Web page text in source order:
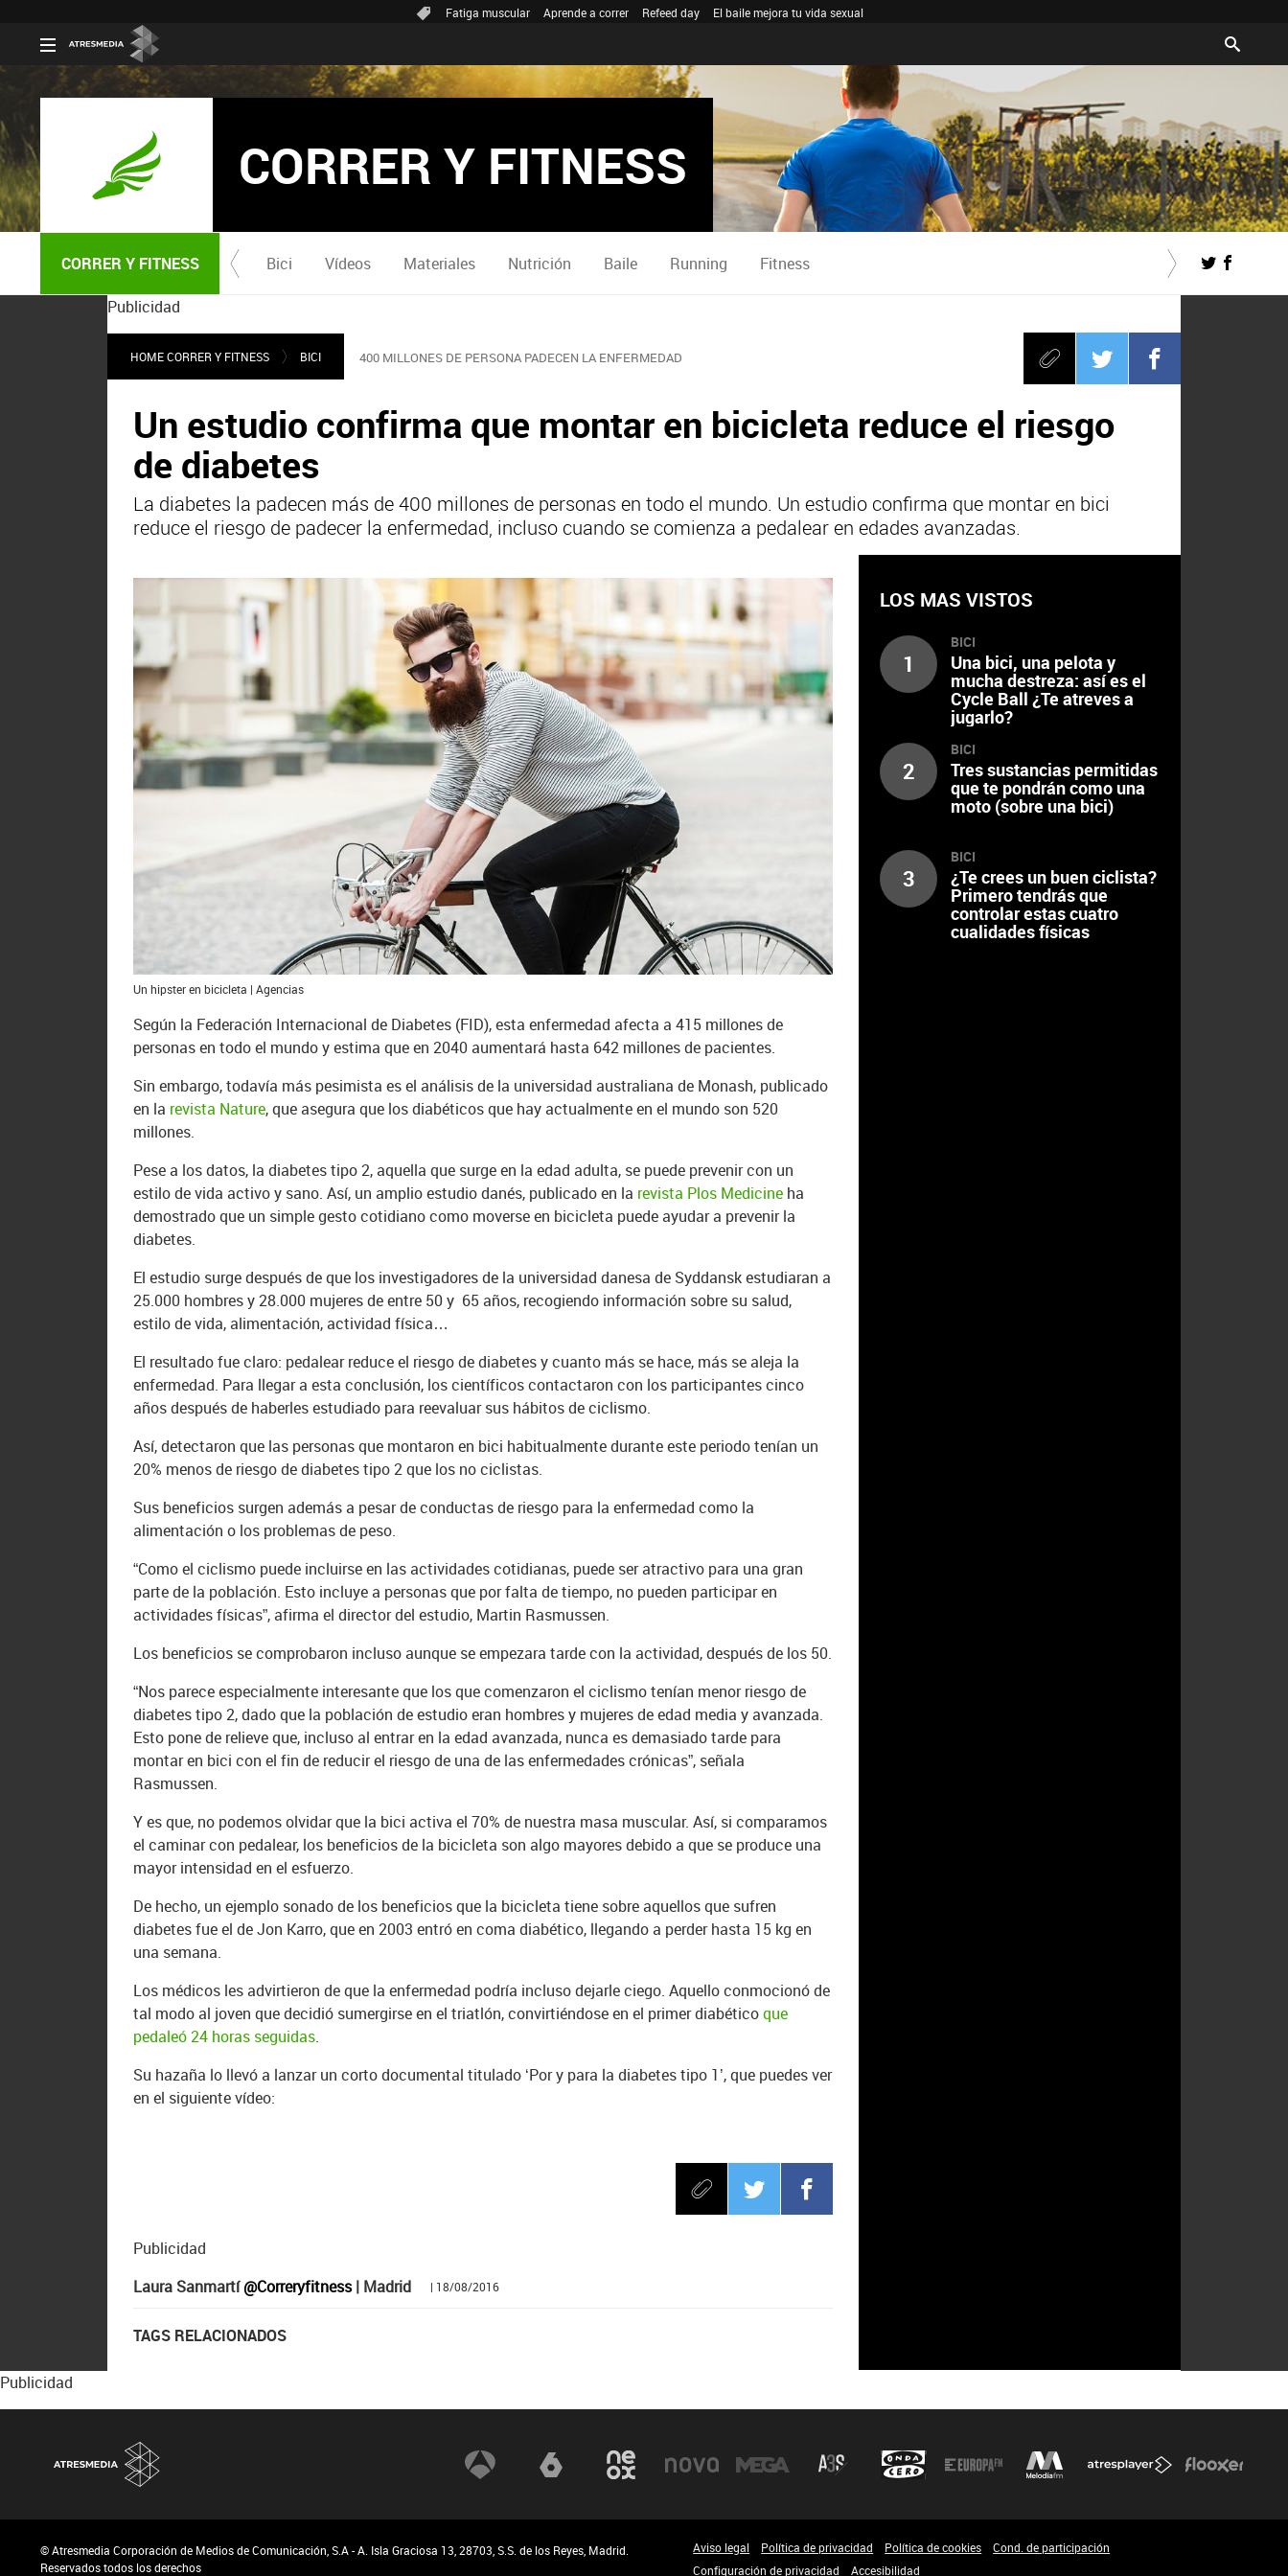
Fatiga muscular Aprende a correr Refeed day El baile mejora tu vida sexual
CORRER Y FITNESS
CORRER Y FITNESS Bici Vídeos Materiales Nutrición Baile Running Fitness
Publicidad
HOME CORRER Y FITNESS BICI 400 MILLONES DE PERSONA PADECEN LA ENFERMEDAD
Un estudio confirma que montar en bicicleta reduce el riesgo
de diabetes
La diabetes la padecen más de 400 millones de personas en todo el mundo. Un estudio confirma que montar en bici
reduce el riesgo de padecer la enfermedad, incluso cuando se comienza a pedalear en edades avanzadas.
Un hipster en bicicleta | Agencias
Según la Federación Internacional de Diabetes (FID), esta enfermedad afecta a 415 millones de
personas en todo el mundo y estima que en 2040 aumentará hasta 642 millones de pacientes.
Sin embargo, todavía más pesimista es el análisis de la universidad australiana de Monash, publicado
en la revista Nature, que asegura que los diabéticos que hay actualmente en el mundo son 520
millones.
Pese a los datos, la diabetes tipo 2, aquella que surge en la edad adulta, se puede prevenir con un
estilo de vida activo y sano. Así, un amplio estudio danés, publicado en la revista Plos Medicine ha
demostrado que un simple gesto cotidiano como moverse en bicicleta puede ayudar a prevenir la
diabetes.
El estudio surge después de que los investigadores de la universidad danesa de Syddansk estudiaran a
25.000 hombres y 28.000 mujeres de entre 50 y 65 años, recogiendo información sobre su salud,
estilo de vida, alimentación, actividad física…
El resultado fue claro: pedalear reduce el riesgo de diabetes y cuanto más se hace, más se aleja la
enfermedad. Para llegar a esta conclusión, los científicos contactaron con los participantes cinco
años después de haberles estudiado para reevaluar sus hábitos de ciclismo.
Así, detectaron que las personas que montaron en bici habitualmente durante este periodo tenían un
20% menos de riesgo de diabetes tipo 2 que los no ciclistas.
Sus beneficios surgen además a pesar de conductas de riesgo para la enfermedad como la
alimentación o los problemas de peso.
“Como el ciclismo puede incluirse en las actividades cotidianas, puede ser atractivo para una gran
parte de la población. Esto incluye a personas que por falta de tiempo, no pueden participar en
actividades físicas”, afirma el director del estudio, Martin Rasmussen.
Los beneficios se comprobaron incluso aunque se empezara tarde con la actividad, después de los 50.
“Nos parece especialmente interesante que los que comenzaron el ciclismo tenían menor riesgo de
diabetes tipo 2, dado que la población de estudio eran hombres y mujeres de edad media y avanzada.
Esto pone de relieve que, incluso al entrar en la edad avanzada, nunca es demasiado tarde para
montar en bici con el fin de reducir el riesgo de una de las enfermedades crónicas”, señala
Rasmussen.
Y es que, no podemos olvidar que la bici activa el 70% de nuestra masa muscular. Así, si comparamos
el caminar con pedalear, los beneficios de la bicicleta son algo mayores debido a que se produce una
mayor intensidad en el esfuerzo.
De hecho, un ejemplo sonado de los beneficios que la bicicleta tiene sobre aquellos que sufren
diabetes fue el de Jon Karro, que en 2003 entró en coma diabético, llegando a perder hasta 15 kg en
una semana.
Los médicos les advirtieron de que la enfermedad podría incluso dejarle ciego. Aquello conmocionó de
tal modo al joven que decidió sumergirse en el triatlón, convirtiéndose en el primer diabéticoque
pedaleó 24 horas seguidas.
Su hazaña lo llevó a lanzar un corto documental titulado ‘Por y para la diabetes tipo 1’, que puedes ver
en el siguiente vídeo:
Publicidad
Laura Sanmartí@Correryfitness| Madrid | 18/08/2016
TAGS RELACIONADOS
LOS MAS VISTOS
1
BICI
Una bici, una pelota y
mucha destreza: así es el
Cycle Ball ¿Te atreves a
jugarlo?
2
BICI
Tres sustancias permitidas
que te pondrán como una
moto (sobre una bici)
3
BICI
¿Te crees un buen ciclista?
Primero tendrás que
controlar estas cuatro
cualidades físicas
Publicidad
© Atresmedia Corporación de Medios de Comunicación, S.A - A. Isla Graciosa 13, 28703, S.S. de los Reyes, Madrid.
Reservados todos los derechos
Aviso legal Política de privacidad Política de cookies
Cond. de participación
Configuración de privacidad
Accesibilidad